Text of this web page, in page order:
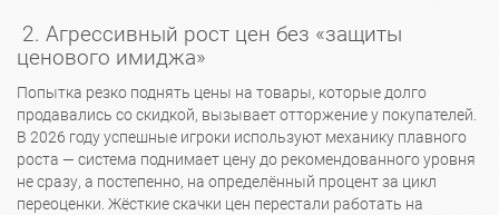
2. Агрессивный рост цен без «защиты
ценового имиджа»
Попытка резко поднять цены на товары, которые долго
продавались со скидкой, вызывает отторжение у покупателей.
В 2026 году успешные игроки используют механику плавного
роста — система поднимает цену до рекомендованного уровня
не сразу, а постепенно, на определённый процент за цикл
переоценки. Жёсткие скачки цен перестали работать на